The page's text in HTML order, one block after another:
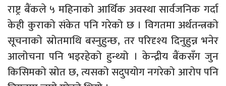
राष्ट्र बैंकले ५ महिनाको आर्थिक अवस्था सार्वजनिक गर्दा
केही कुराको संकेत पनि गरेको छ । विगतमा अर्थतन्त्रको
सूचनाको स्रोतमाथि बस्नुहुन्छ, तर परिदृश्य दिनुहुन्न भनेर
आलोचना पनि भइरहेको हुन्थ्यो । केन्द्रीय बैंकसँग जुन
किसिमको स्रोत छ, त्यसको सदुपयोग नगरेको आरोप पनि